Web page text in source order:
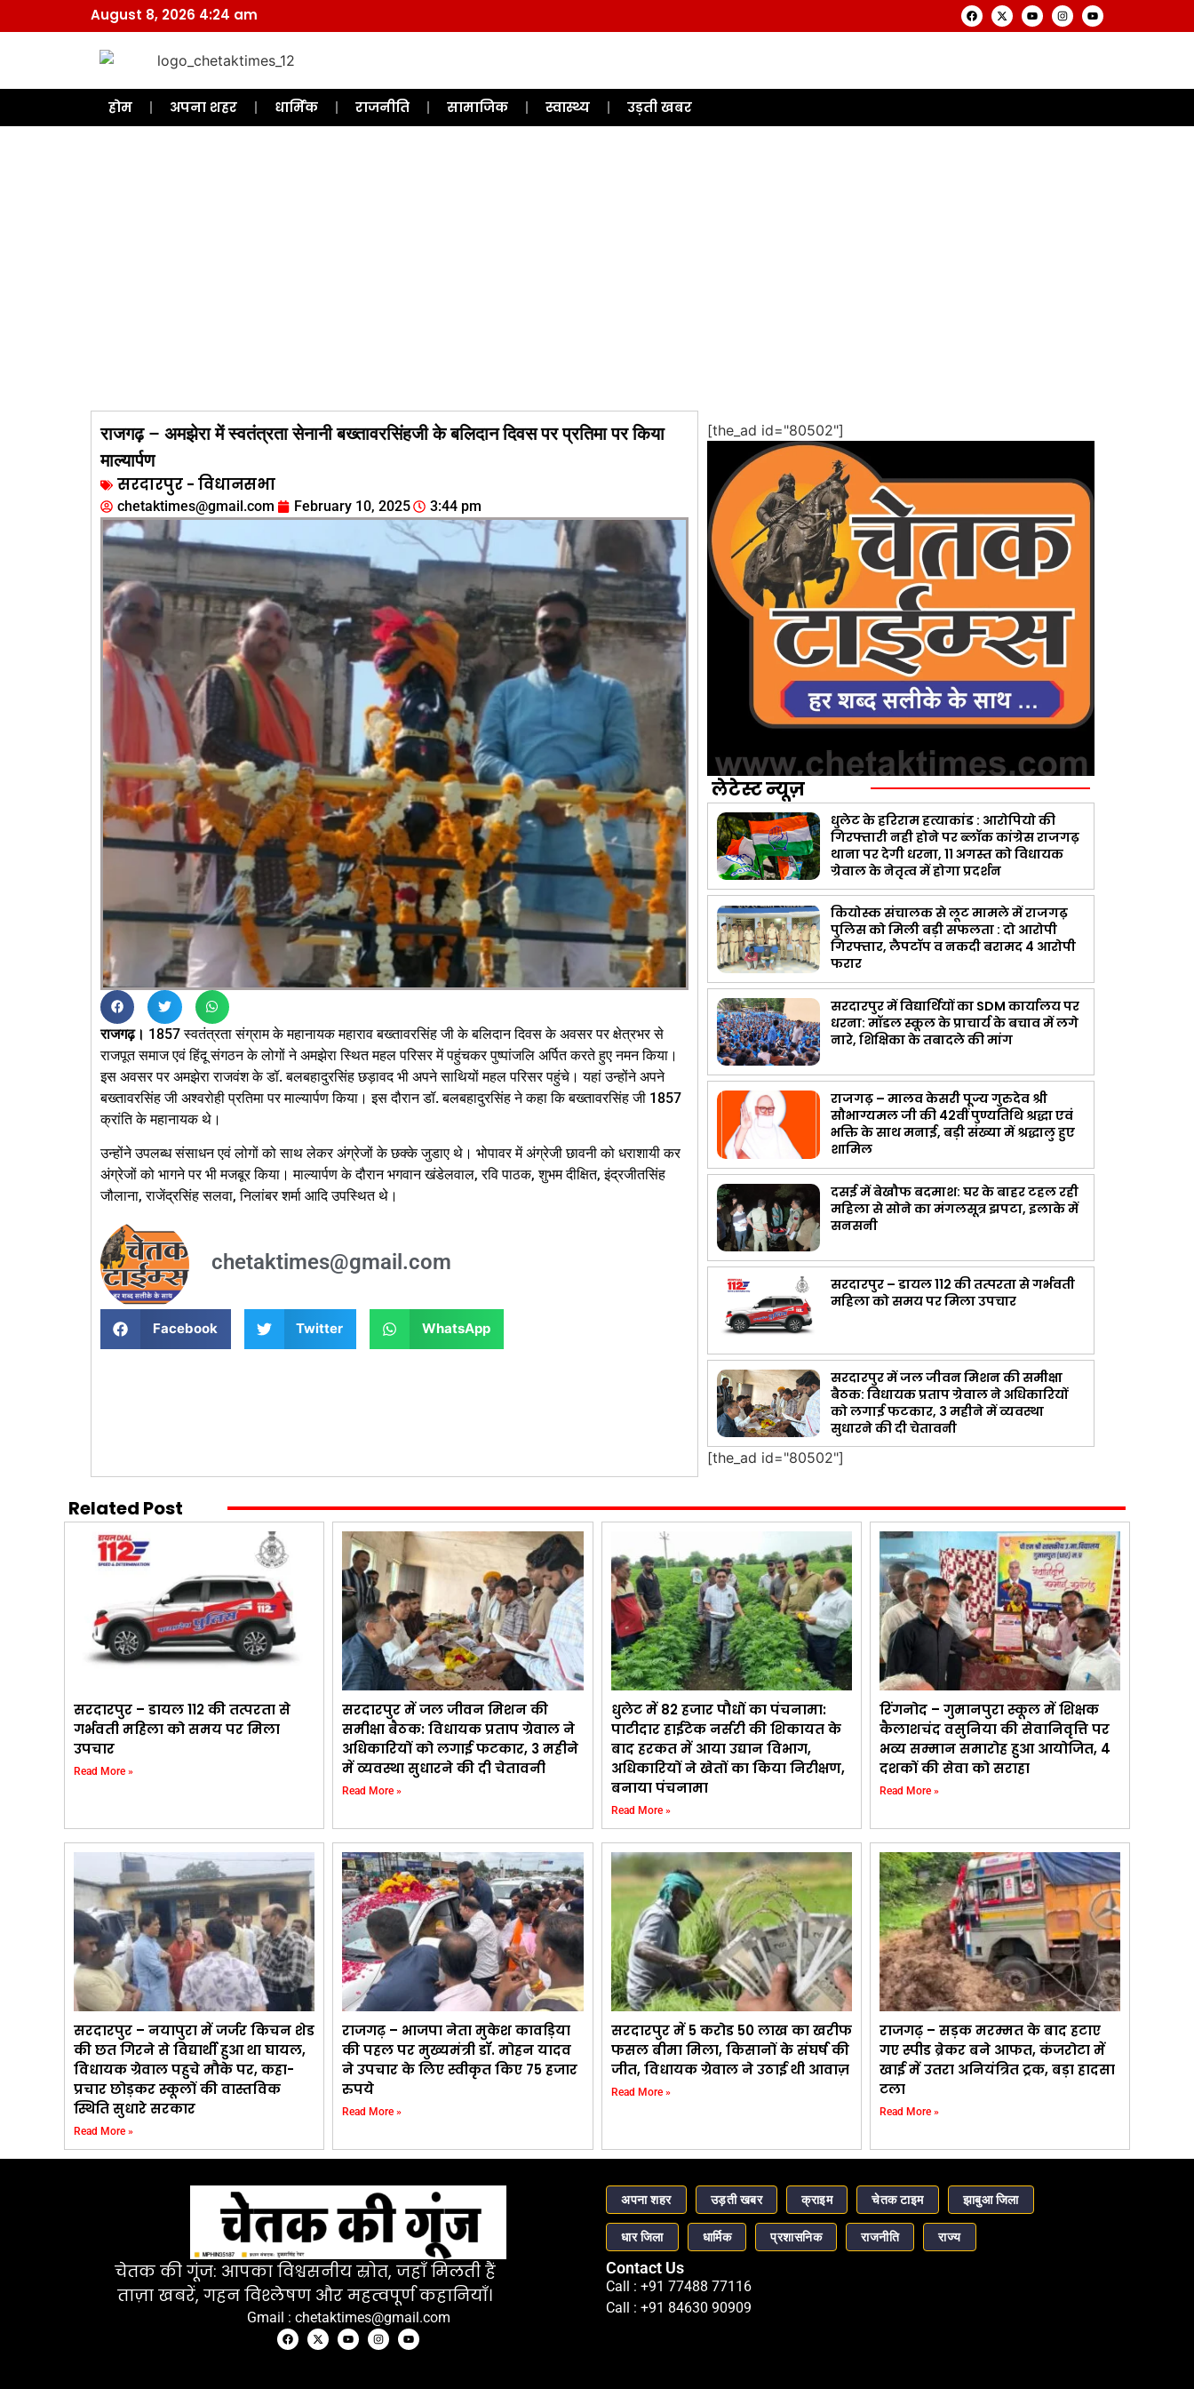
August 8, 2026 4:24 am
होम अपना शहर धार्मिक राजनीति सामाजिक स्वास्थ्य उड़ती खबर
राजगढ़ – अमझेरा में स्वतंत्रता सेनानी बख्तावरसिंहजी के बलिदान दिवस पर प्रतिमा पर किया
माल्यार्पण
सरदारपुर - विधानसभा
chetaktimes@gmail.com February 10, 2025 3:44 pm
राजगढ़। 1857 स्वतंत्रता संग्राम के महानायक महाराव बख्तावरसिंह जी के बलिदान दिवस के अवसर पर क्षेत्रभर से
राजपूत समाज एवं हिंदू संगठन के लोगों ने अमझेरा स्थित महल परिसर में पहुंचकर पुष्पांजलि अर्पित करते हुए नमन किया।
इस अवसर पर अमझेरा राजवंश के डॉ. बलबहादुरसिंह छड़ावद भी अपने साथियों महल परिसर पहुंचे। यहां उन्होंने अपने
बख्तावरसिंह जी अश्वरोही प्रतिमा पर माल्यार्पण किया। इस दौरान डॉ. बलबहादुरसिंह ने कहा कि बख्तावरसिंह जी 1857
क्रांति के महानायक थे।
उन्होंने उपलब्ध संसाधन एवं लोगों को साथ लेकर अंग्रेजों के छक्के जुडाए थे। भोपावर में अंग्रेजी छावनी को धराशायी कर
अंग्रेजों को भागने पर भी मजबूर किया। माल्यार्पण के दौरान भगवान खंडेलवाल, रवि पाठक, शुभम दीक्षित, इंद्रजीतसिंह
जौलाना, राजेंद्रसिंह सलवा, निलांबर शर्मा आदि उपस्थित थे।
chetaktimes@gmail.com
Facebook Twitter WhatsApp
[the_ad id="80502"]
लेटेस्ट न्यूज़
धुलेट के हरिराम हत्याकांड : आरोपियो की
गिरफ्तारी नही होने पर ब्लॉक कांग्रेस राजगढ़
थाना पर देगी धरना, 11 अगस्त को विधायक
ग्रेवाल के नेतृत्व में होगा प्रदर्शन
कियोस्क संचालक से लूट मामले में राजगढ़
पुलिस को मिली बड़ी सफलता : दो आरोपी
गिरफ्तार, लैपटॉप व नकदी बरामद 4 आरोपी
फरार
सरदारपुर में विद्यार्थियों का SDM कार्यालय पर
धरना: मॉडल स्कूल के प्राचार्य के बचाव में लगे
नारे, शिक्षिका के तबादले की मांग
राजगढ़ – मालव केसरी पूज्य गुरुदेव श्री
सौभाग्यमल जी की 42वीं पुण्यतिथि श्रद्धा एवं
भक्ति के साथ मनाई, बड़ी संख्या में श्रद्धालु हुए
शामिल
दसई में बेखौफ बदमाश: घर के बाहर टहल रही
महिला से सोने का मंगलसूत्र झपटा, इलाके में
सनसनी
सरदारपुर – डायल 112 की तत्परता से गर्भवती
महिला को समय पर मिला उपचार
सरदारपुर में जल जीवन मिशन की समीक्षा
बैठक: विधायक प्रताप ग्रेवाल ने अधिकारियों
को लगाई फटकार, 3 महीने में व्यवस्था
सुधारने की दी चेतावनी
[the_ad id="80502"]
Related Post
सरदारपुर – डायल 112 की तत्परता से
गर्भवती महिला को समय पर मिला
उपचार
Read More »
सरदारपुर में जल जीवन मिशन की
समीक्षा बैठक: विधायक प्रताप ग्रेवाल ने
अधिकारियों को लगाई फटकार, 3 महीने
में व्यवस्था सुधारने की दी चेतावनी
Read More »
धुलेट में 82 हजार पौधों का पंचनामा:
पाटीदार हाईटेक नर्सरी की शिकायत के
बाद हरकत में आया उद्यान विभाग,
अधिकारियों ने खेतों का किया निरीक्षण,
बनाया पंचनामा
Read More »
रिंगनोद – गुमानपुरा स्कूल में शिक्षक
कैलाशचंद वसुनिया की सेवानिवृत्ति पर
भव्य सम्मान समारोह हुआ आयोजित, 4
दशकों की सेवा को सराहा
Read More »
सरदारपुर – नयापुरा में जर्जर किचन शेड
की छत गिरने से विद्यार्थी हुआ था घायल,
विधायक ग्रेवाल पहुचे मौके पर, कहा-
प्रचार छोड़कर स्कूलों की वास्तविक
स्थिति सुधारे सरकार
Read More »
राजगढ़ – भाजपा नेता मुकेश कावड़िया
की पहल पर मुख्यमंत्री डॉ. मोहन यादव
ने उपचार के लिए स्वीकृत किए 75 हजार
रुपये
Read More »
सरदारपुर में 5 करोड 50 लाख का खरीफ
फसल बीमा मिला, किसानों के संघर्ष की
जीत, विधायक ग्रेवाल ने उठाई थी आवाज़
Read More »
राजगढ़ – सड़क मरम्मत के बाद हटाए
गए स्पीड ब्रेकर बने आफत, कंजरोटा में
खाई में उतरा अनियंत्रित ट्रक, बड़ा हादसा
टला
Read More »
चेतक की गूंज: आपका विश्वसनीय स्रोत, जहाँ मिलती हैं
ताज़ा खबरें, गहन विश्लेषण और महत्वपूर्ण कहानियाँ।
Gmail : chetaktimes@gmail.com
अपना शहर उड़ती खबर क्राइम चेतक टाइम झाबुआ जिला
धार जिला धार्मिक प्रशासनिक राजनीति राज्य
Contact Us
Call : +91 77488 77116
Call : +91 84630 90909